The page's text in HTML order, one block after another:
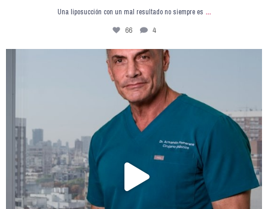
Una liposucción con un mal resultado no siempre es ...
66 4
Una Cirugía Plástica Segura no es solo el
144 29